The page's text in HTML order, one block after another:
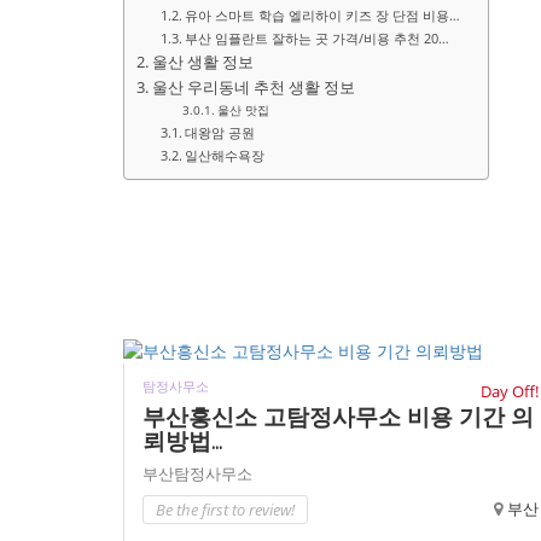
유아 스마트 학습 엘리하이 키즈 장 단점 비용…
부산 임플란트 잘하는 곳 가격/비용 추천 20…
울산 생활 정보
울산 우리동네 추천 생활 정보
울산 맛집
대왕암 공원
일산해수욕장
탐정사무소 Day Off!
부산흥신소 고탐정사무소 비용 기간 의
뢰방법...
부산탐정사무소
Be the first to review! 부산